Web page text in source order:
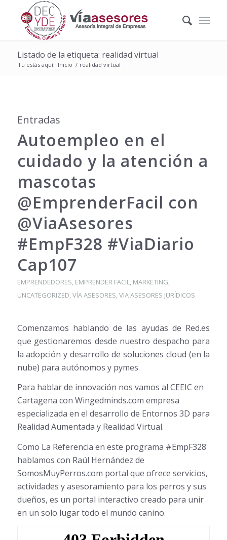
Listado de la etiqueta: realidad virtual
Tú estás aquí: Inicio / realidad virtual
Entradas
Autoempleo en el
cuidado y la atención a
mascotas
@EmprenderFacil con
@ViaAsesores
#EmpF328 #ViaDiario
Cap107
EMPRENDEDORES, EMPRENDER FACIL, MARKETING,
UNCATEGORIZED,VÍA ASESORES,VIA ASESORES JURÍDICOS
Comenzamos hablando de las ayudas de Red.es
que gestionaremos desde nuestro despacho para
la adopción y desarrollo de soluciones cloud (en la
nube) para autónomos y pymes.
Para hablar de innovación nos vamos al CEEIC en
Cartagena con Wingedminds.com empresa
especializada en el desarrollo de Entornos 3D para
Realidad Aumentada y Realidad Virtual.
Como La Referencia en este programa #EmpF328
hablamos con Raúl Hernández de
SomosMuyPerros.com portal que ofrece servicios,
actividades y asesoramiento para los perros y sus
dueños, es un portal interactivo creado para unir
en un solo lugar todo el mundo canino.